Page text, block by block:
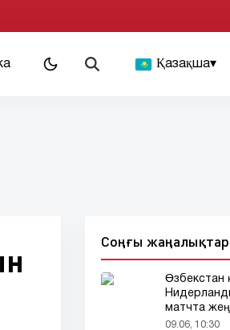
Қазақша▾
Соңғы жаңалықтар
Өзбекстан
матчта
(видео)
09.06, 10:30